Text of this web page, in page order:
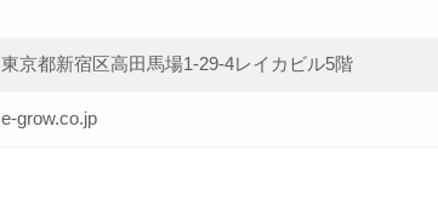
東京都新宿区高田馬場1-29-4レイカビル5階
e-grow.co.jp